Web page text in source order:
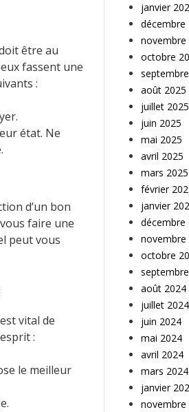
être au
fassent une
:
état. Ne
d’un bon
faire une
peut vous
vital de
:
le meilleur
janvier
décembre
novembre
octobre
août 2025
juillet 2025
juin 2025
mai 2025
avril 2025
mars 2025
février
janvier
décembre
novembre
octobre
août 2024
juillet 2024
juin 2024
mai 2024
avril 2024
mars 2024
janvier
novembre